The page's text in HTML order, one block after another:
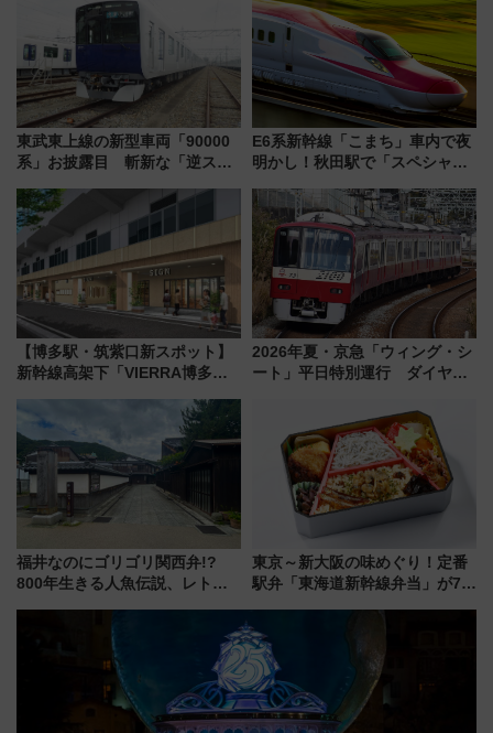
東武東上線の新型車両「90000
系」お披露目 斬新な「逆スラ
放的な車内空間に注目、デビュ
ーは9月
E6系新幹線「こまち」車内で夜
明かし！秋田駅で「スペシャル
法は？
【博多駅・筑紫口新スポット】
新幹線高架下「VIERRA博多テ
など注目の全6店舗 「博多活憩
通り」も一新
2026年夏・京急「ウィング・シ
ート」平日特別運行 ダイヤ・
三浦海岸を堪能できるお出かけ
プランもご紹介
福井なのにゴリゴリ関西弁!?
800年生きる人魚伝説、レトロ
屋カフェで非日常を！週末観光
に最適な小浜の歩き方
東京～新大阪の味めぐり！定番
駅弁「東海道新幹線弁当」が7月